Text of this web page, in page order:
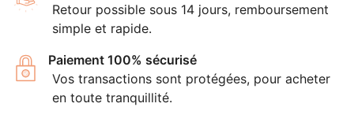
Retour possible sous 14 jours, remboursement
simple et rapide.
Paiement 100% sécurisé
Vos transactions sont protégées, pour acheter
en toute tranquillité.